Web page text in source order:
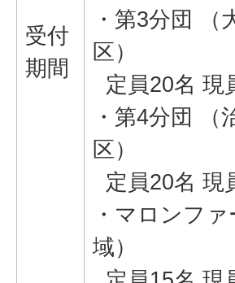
受付
期間
・第3分団 （
区）
定員20名 現
・第4分団 （
区）
定員20名 現
・マロンフ
域）